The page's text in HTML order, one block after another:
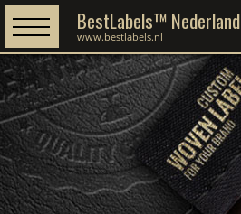
BestLabels™ Nederland
www.bestlabels.nl